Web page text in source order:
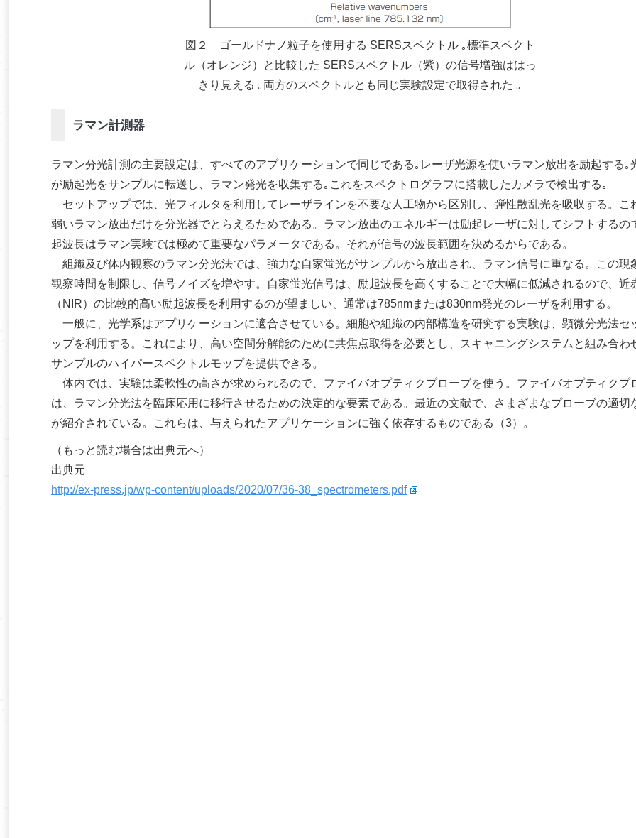
図２ ゴールドナノ粒子を使用する SERSスペクトル ｡標準スペクト
ル（オレンジ）と比較した SERSスペクトル（紫）の信号増強ははっ
きり見える ｡両方のスペクトルとも同じ実験設定で取得された ｡
ラマン計測器
ラマン分光計測の主要設定は、すべてのアプリケーションで同じである｡レーザ光源を使いラマン放出を励起する｡
が励起光をサンプルに転送し、ラマン発光を収集する｡これをスペクトログラフに搭載したカメラで検出する｡
セットアップでは、光フィルタを利用してレーザラインを不要な人工物から区別し、弾性散乱光を吸収する。こ
弱いラマン放出だけを分光器でとらえるためである。ラマン放出のエネルギーは励起レーザに対してシフトするの
起波長はラマン実験では極めて重要なパラメータである。それが信号の波長範囲を決めるからである。
組織及び体内観察のラマン分光法では、強力な自家蛍光がサンプルから放出され、ラマン信号に重なる。この現
観察時間を制限し、信号ノイズを増やす。自家蛍光信号は、励起波長を高くすることで大幅に低減されるので、近
（NIR）の比較的高い励起波長を利用するのが望ましい、通常は785nmまたは830nm発光のレーザを利用する。
一般に、光学系はアプリケーションに適合させている。細胞や組織の内部構造を研究する実験は、顕微分光法セ
ップを利用する。これにより、高い空間分解能のために共焦点取得を必要とし、スキャニングシステムと組み合わ
サンプルのハイパースペクトルモップを提供できる。
体内では、実験は柔軟性の高さが求められるので、ファイバオプティクプローブを使う。ファイバオプティクプ
は、ラマン分光法を臨床応用に移行させるための決定的な要素である。最近の文献で、さまざまなプローブの適切
が紹介されている。これらは、与えられたアプリケーションに強く依存するものである（3）。
（もっと読む場合は出典元へ）
出典元
http://ex-press.jp/wp-content/uploads/2020/07/36-38_spectrometers.pdf